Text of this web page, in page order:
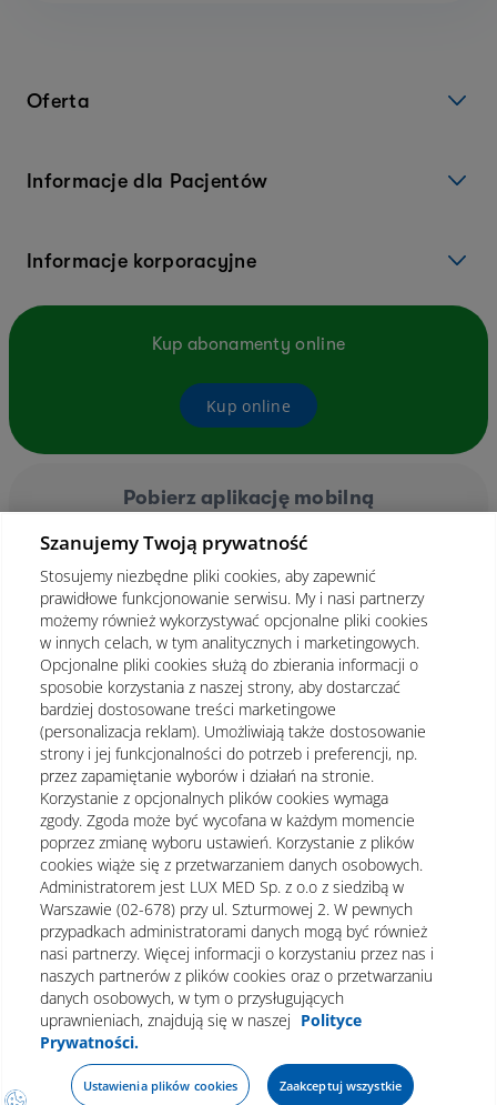
Umów wizytę
Oferta
Informacje dla Pacjentów
Informacje korporacyjne
Kup abonamenty online
Kup online
Pobierz aplikację mobilną
Polityka prywatności Notka prawna
Dane osobowe Mapa strony
Oświadczenie o dostępności
Szanujemy Twoją prywatność
Stosujemy niezbędne pliki cookies, aby zapewnić
prawidłowe funkcjonowanie serwisu. My i nasi partnerzy
możemy również wykorzystywać opcjonalne pliki cookies
w innych celach, w tym analitycznych i marketingowych.
Opcjonalne pliki cookies służą do zbierania informacji o
sposobie korzystania z naszej strony, aby dostarczać
bardziej dostosowane treści marketingowe
(personalizacja reklam). Umożliwiają także dostosowanie
strony i jej funkcjonalności do potrzeb i preferencji, np.
przez zapamiętanie wyborów i działań na stronie.
Korzystanie z opcjonalnych plików cookies wymaga
zgody. Zgoda może być wycofana w każdym momencie
poprzez zmianę wyboru ustawień. Korzystanie z plików
cookies wiąże się z przetwarzaniem danych osobowych.
Administratorem jest LUX MED Sp. z o.o z siedzibą w
Warszawie (02-678) przy ul. Szturmowej 2. W pewnych
przypadkach administratorami danych mogą być również
nasi partnerzy. Więcej informacji o korzystaniu przez nas i
naszych partnerów z plików cookies oraz o przetwarzaniu
danych osobowych, w tym o przysługujących
uprawnieniach, znajdują się w naszej Polityce
Prywatności.
Ustawienia plików cookies Zaakceptuj wszystkie